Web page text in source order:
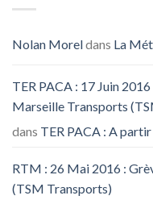
Nolan Moreldans La
TER PACA : 17 Juin
Marseille Transports
dans TER PACA : A
RTM : 26 Mai 2016 :
(TSM Transports)